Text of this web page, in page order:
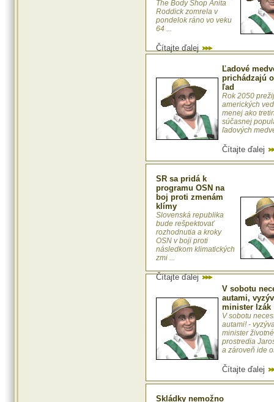
The Body Shop Anita
Roddick zomrela v
pondelok ráno vo veku
64 ...
Čítajte ďalej
Ľadové
prichádzajú
ľad
Rok 2050
amerických
menej ako
súčasnej
ľadových
Čítajte ďalej
SR sa pridá k
programu OSN na
boj proti zmenám
klímy
Slovenská republika
bude rešpektovať
rozhodnutia a kroky
OSN v boji proti
následkom klimatických
zmi ...
Čítajte ďalej
V sobotu
autami,
minister Izák
V sobotu
autami! -
minister
prostredia
a zároveň ide
Čítajte ďalej
Skládky nemožno